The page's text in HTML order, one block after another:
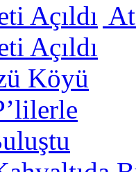
Açıldı